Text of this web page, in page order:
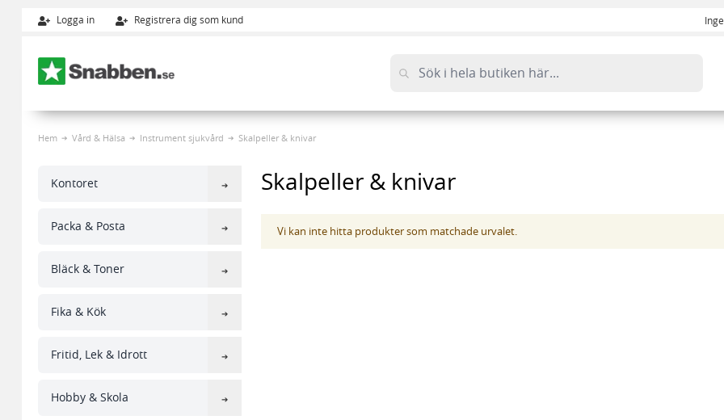
Logga in Registrera dig som kund
Hem Vård & Hälsa Instrument sjukvård Skalpeller & knivar
Kontoret
Packa & Posta
Bläck & Toner
Fika & Kök
Fritid, Lek & Idrott
Hobby & Skola
Skalpeller & knivar
Vi kan inte hitta produkter som matchade urvalet.